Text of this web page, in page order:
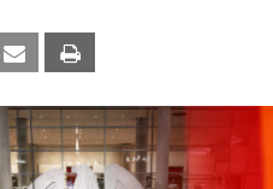
Email